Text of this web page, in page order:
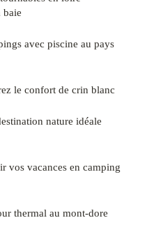
baie
avec piscine au pays
le confort de crin blanc
nature idéale
vos vacances en camping
thermal au mont-dore